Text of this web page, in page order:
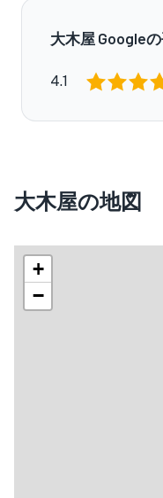
大木屋 Google
4.1
大木屋の地図
+
−